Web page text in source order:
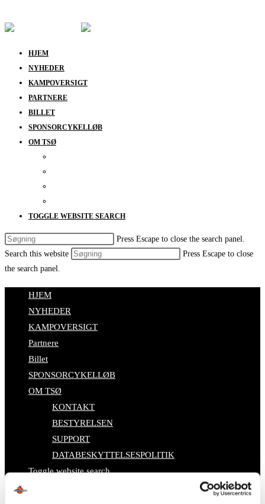
HJEM
NYHEDER
KAMPOVERSIGT
PARTNERE
BILLET
SPONSORCYKELLØB
OM TSØ
TOGGLE WEBSITE SEARCH
Press Escape to close the search panel.
Search this website
Press Escape to close
the search panel.
HJEM
NYHEDER
KAMPOVERSIGT
Partnere
Billet
SPONSORCYKELLØB
OM TSØ
KONTAKT
BESTYRELSEN
SUPPORT
DATABESKYTTELSESPOLITIK
Toggle website search
Search this website